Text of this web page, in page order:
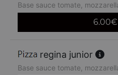
Base sauce tomate,
6.00€
regina junior
Base sauce tomate,